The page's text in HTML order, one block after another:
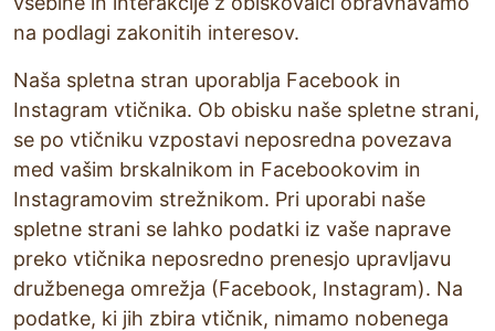
na podlagi zakonitih interesov.
Naša spletna stran uporablja Facebook in
Instagram vtičnika. Ob obisku naše spletne strani,
se po vtičniku vzpostavi neposredna povezava
med vašim brskalnikom in Facebookovim in
Instagramovim strežnikom. Pri uporabi naše
spletne strani se lahko podatki iz vaše naprave
preko vtičnika neposredno prenesjo upravljavu
družbenega omrežja (Facebook, Instagram). Na
podatke, ki jih zbira vtičnik, nimamo nobenega